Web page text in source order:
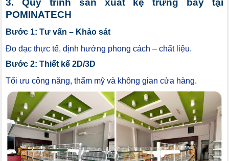
3. Quy trình sản xuất kệ trưng bày tại
POMINATECH
Bước 1: Tư vấn – Khảo sát
Đo đạc thực tế, định hướng phong cách – chất liệu.
Bước 2: Thiết kế 2D/3D
Tối ưu công năng, thẩm mỹ và không gian cửa hàng.